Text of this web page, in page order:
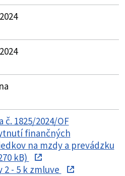
č. 1825/2024/OF
finančných
na mzdy a prevádzku
kB)
2 - 5 k zmluve